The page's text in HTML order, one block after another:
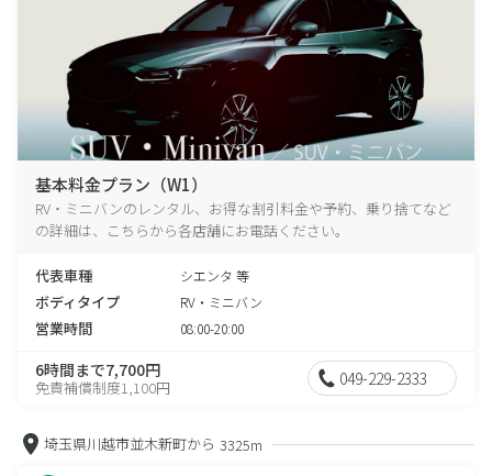
基本料金プラン（W1）
RV・ミニバンのレンタル、お得な割引料金や予約、乗り捨てなど
の詳細は、こちらから各店舗にお電話ください。
代表車種 シエンタ 等
ボディタイプ RV・ミニバン
営業時間 08:00-20:00
6時間まで7,700円
免責補償制度1,100円 049-229-2333
埼玉県川越市並木新町から 3325m